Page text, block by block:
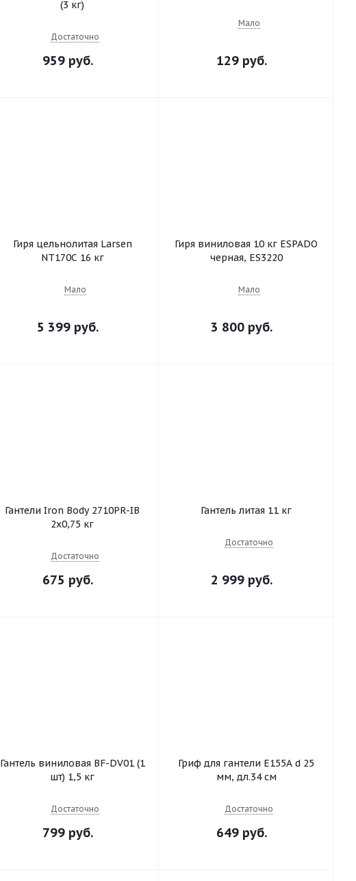
(3 кг)
Достаточно
959 руб.
Мало
129 руб.
Гиря цельнолитая Larsen
NT170C 16 кг
Мало
5 399 руб.
Гиря виниловая 10 кг ESPADO
черная, ES3220
Мало
3 800 руб.
Гантели Iron Body 2710PR-IB
2х0,75 кг
Достаточно
675 руб.
Гантель литая 11 кг
Достаточно
2 999 руб.
Гантель виниловая BF-DV01 (1
шт) 1,5 кг
Достаточно
799 руб.
Гриф для гантели E155A d 25
мм, дл.34 см
Достаточно
649 руб.